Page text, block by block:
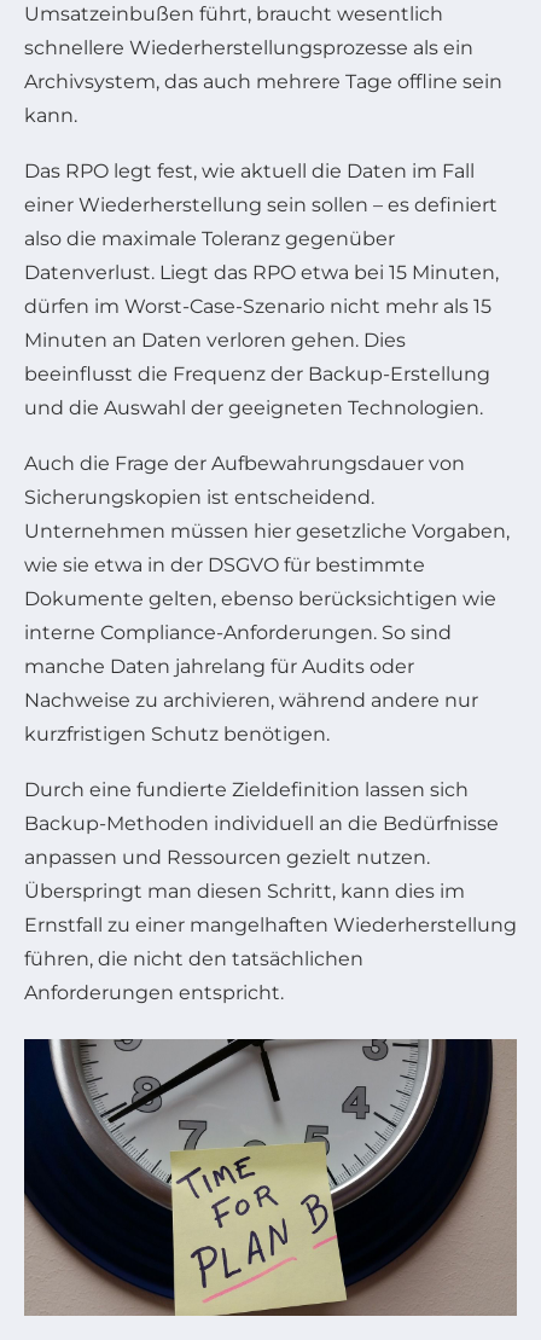
Umsatzeinbußen führt, braucht wesentlich
schnellere Wiederherstellungsprozesse als ein
Archivsystem, das auch mehrere Tage offline sein
kann.
Das RPO legt fest, wie aktuell die Daten im Fall
einer Wiederherstellung sein sollen – es definiert
also die maximale Toleranz gegenüber
Datenverlust. Liegt das RPO etwa bei 15 Minuten,
dürfen im Worst-Case-Szenario nicht mehr als 15
Minuten an Daten verloren gehen. Dies
beeinflusst die Frequenz der Backup-Erstellung
und die Auswahl der geeigneten Technologien.
Auch die Frage der Aufbewahrungsdauer von
Sicherungskopien ist entscheidend.
Unternehmen müssen hier gesetzliche Vorgaben,
wie sie etwa in der DSGVO für bestimmte
Dokumente gelten, ebenso berücksichtigen wie
interne Compliance-Anforderungen. So sind
manche Daten jahrelang für Audits oder
Nachweise zu archivieren, während andere nur
kurzfristigen Schutz benötigen.
Durch eine fundierte Zieldefinition lassen sich
Backup-Methoden individuell an die Bedürfnisse
anpassen und Ressourcen gezielt nutzen.
Überspringt man diesen Schritt, kann dies im
Ernstfall zu einer mangelhaften Wiederherstellung
führen, die nicht den tatsächlichen
Anforderungen entspricht.